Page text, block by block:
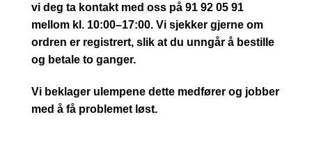
vi deg ta kontakt med oss på 91 92 05 91
mellom kl. 10:00–17:00. Vi sjekker gjerne om
ordren er registrert, slik at du unngår å bestille
og betale to ganger.
Vi beklager ulempene dette medfører og jobber
med å få problemet løst.